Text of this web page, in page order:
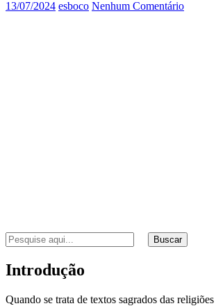
13/07/2024 esboco Nenhum Comentário
Buscar
Introdução
Quando se trata de textos sagrados das